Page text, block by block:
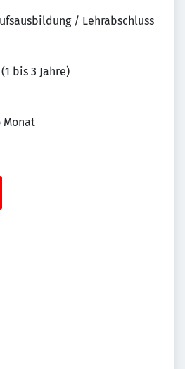
/ Lehrabschluss
bis 3 Jahre)
Monat